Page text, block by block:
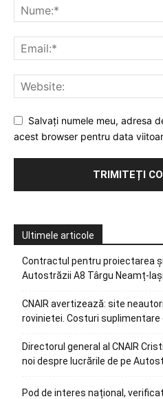
Salvați numele meu, adresa
acest browser pentru data
Ultimele articole
Contractul pentru proiectarea
Autostrăzii A8 Târgu Neamț-
CNAIR avertizează: site
rovinietei. Costuri suplimentare
Directorul general al CNAIR
noi despre lucrările de pe
Pod de interes național,